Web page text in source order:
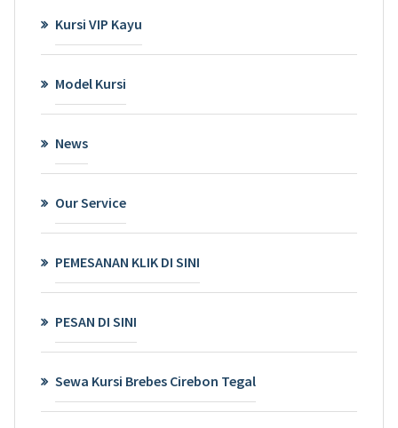
Kursi VIP Kayu
Model Kursi
News
Our Service
PEMESANAN KLIK DI SINI
PESAN DI SINI
Sewa Kursi Brebes Cirebon Tegal